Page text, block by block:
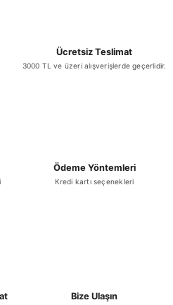
Ücretsiz Teslimat
3000 TL ve üzeri alışverişlerde geçerlidir.
Ödeme Yöntemleri
Kredi kartı seçenekleri
Bize Ulaşın